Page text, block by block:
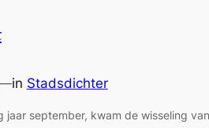
in Stadsdichter
september, kwam de wisseling van